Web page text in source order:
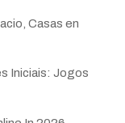
Casas en
Iniciais: Jogos